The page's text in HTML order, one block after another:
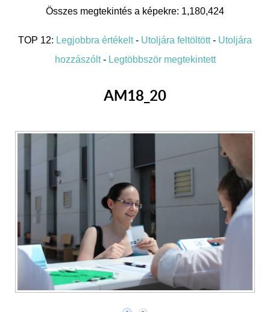
Összes megtekintés a képekre: 1,180,424
TOP 12: Legjobbra értékelt- Utoljára feltöltött- Utoljára
hozzászólt- Legtöbbször megtekintett
AM18_20